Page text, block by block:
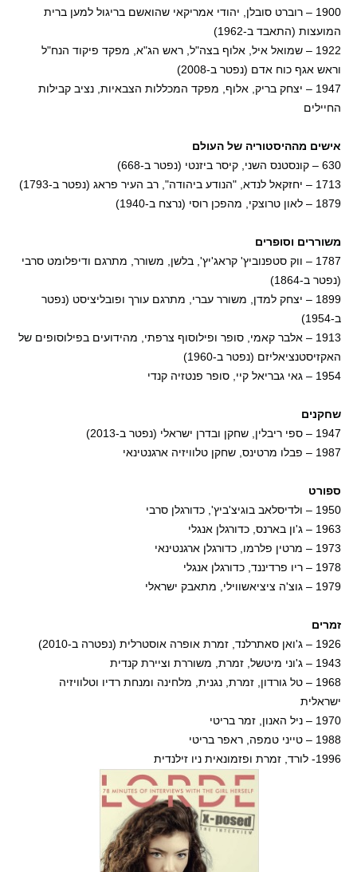
1900 – רוברט סובלן, יהודי אמריקאי שהואשם בריגול למען ברית
המועצות (התאבד ב-1962)
1922 – שמואל איל, אלוף בצה"ל, ראש הג"א, מפקד פיקוד הנח"ל
וראש אגף כוח אדם (נפטר ב-2008)
1947 – יצחק בריק, אלוף, מפקד המכללות הצבאיות, נציב קבילות
החיילים
אישים מההיסטוריה של העולם
630 – קונסטנס השני, קיסר ביזנטי (נפטר ב-668)
1713 – יחזקאל לנדא, "הנודע ביהודה", רב העיר פראג (נפטר ב-1793)
1879 – לאון טרוצקי, מהפכן רוסי (נרצח ב-1940)
משוררים וסופרים
1787 – ווק סטפנוביץ' קראג'יץ', בלשן, משורר, מתרגם ודיפלומט סרבי
(נפטר ב-1864)
1899 – יצחק למדן, משורר עברי, מתרגם עורך ופובליציסט (נפטר
ב-1954)
1913 – אלבר קאמי, סופר ופילוסוף צרפתי, מהידועים בפילוסופים של
האקזיסטנציאליזם (נפטר ב-1960)
1954 – גאי גבריאל קיי, סופר פנטזיה קנדי
שחקנים
1947 – ספי ריבלין, שחקן ובדרן ישראלי (נפטר ב-2013)
1987 – פבלו מרטינס, שחקן טלוויזיה ארגנטינאי
ספורט
1950 – ולדיסלאב בוגיצ'ביץ', כדורגלן סרבי
1963 – ג'ון בארנס, כדורגלן אנגלי
1973 – מרטין פלרמו, כדורגלן ארגנטינאי
1978 – ריו פרדיננד, כדורגלן אנגלי
1979 – גוצ'ה ציציאשווילי, מתאבק ישראלי
זמרים
1926 – ג'ואן סאתרלנד, זמרת אופרה אוסטרלית (נפטרה ב-2010)
1943 – ג'וני מיטשל, זמרת, משוררת וציירת קנדית
1968 – טל גורדון, זמרת, נגנית, מלחינה ומנחת רדיו וטלוויזיה
ישראלית
1970 – ניל האנון, זמר בריטי
1988 – טייני טמפה, ראפר בריטי
1996- לורד, זמרת ופזמונאית ניו זילנדית